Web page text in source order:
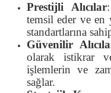
Prestijli Alıcılar
temsil eder ve
standartlarına
Güvenilir
olarak istikrar
işlemlerin ve
sağlar.